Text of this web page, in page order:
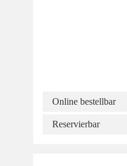
Online bestellbar
Reservierbar